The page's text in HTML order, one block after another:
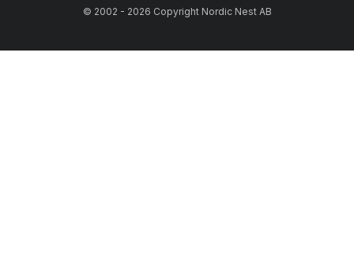
© 2002 - 2026 Copyright Nordic Nest AB